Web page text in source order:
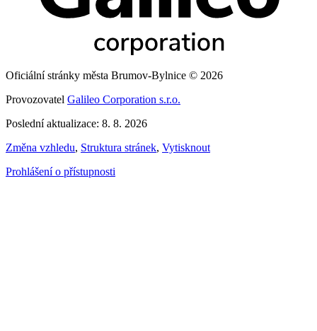
Oficiální stránky města Brumov-Bylnice © 2026
Provozovatel Galileo Corporation s.r.o.
Poslední aktualizace: 8. 8. 2026
Změna vzhledu, Struktura stránek, Vytisknout
Prohlášení o přístupnosti